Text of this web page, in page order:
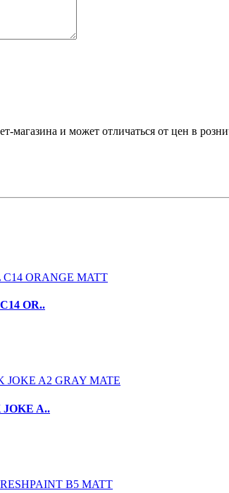
магазина и может отличаться от цен в
OR..
A..